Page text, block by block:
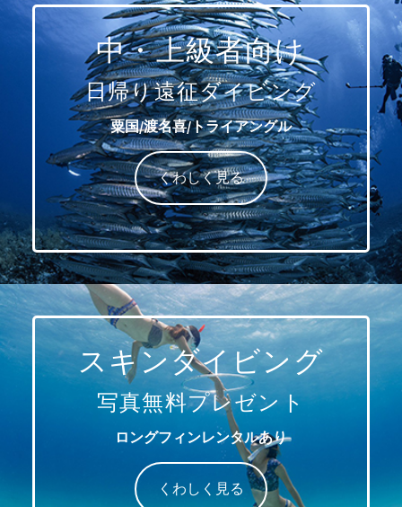
中・上級者向け
日帰り遠征ダイビング
粟国/渡名喜/トライアングル
くわしく見る
スキンダイビング
写真無料プレゼント
ロングフィンレンタルあり
くわしく見る